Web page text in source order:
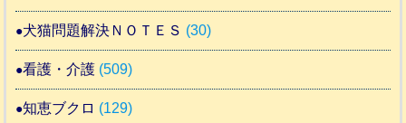
犬猫問題解決ＮＯＴＥＳ (30)
看護・介護 (509)
知恵ブクロ (129)